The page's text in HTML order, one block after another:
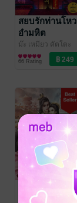
สยบรักท่านโหว
อำมหิต
ม๊ะ เหมียว คัตโตะ
นิยายรักจีนโบราณ
66 Rating
สยบรักตัวร้าย
ม๊ะ เหมียว คัตโตะ